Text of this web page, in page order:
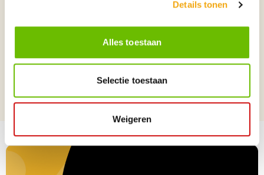
Details tonen
Alles toestaan
Selectie toestaan
Weigeren
moment raakte ik in vervoering. Er stond een troon in de hemel en daarop
Afmetingen / Volume 40cm/14mm